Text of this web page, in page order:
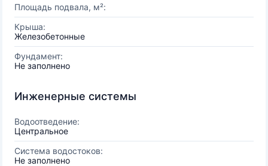
Площадь подвала, м²:
Крыша:
Железобетонные
Фундамент:
Не заполнено
Инженерные системы
Водоотведение:
Центральное
Система водостоков:
Не заполнено